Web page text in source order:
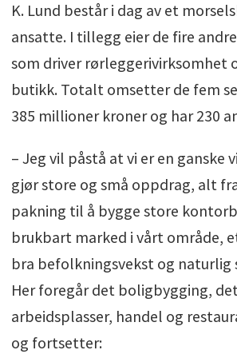
K. Lund består i dag av et
ansatte. I tillegg eier de fire
som driver rørleggerivirksomhet
butikk. Totalt omsetter de fem
385 millioner kroner og har 230
– Jeg vil påstå at vi er en ganske
gjør store og små oppdrag, alt
pakning til å bygge store
brukbart marked i vårt område,
bra befolkningsvekst og
Her foregår det boligbygging,
arbeidsplasser, handel og
og fortsetter: